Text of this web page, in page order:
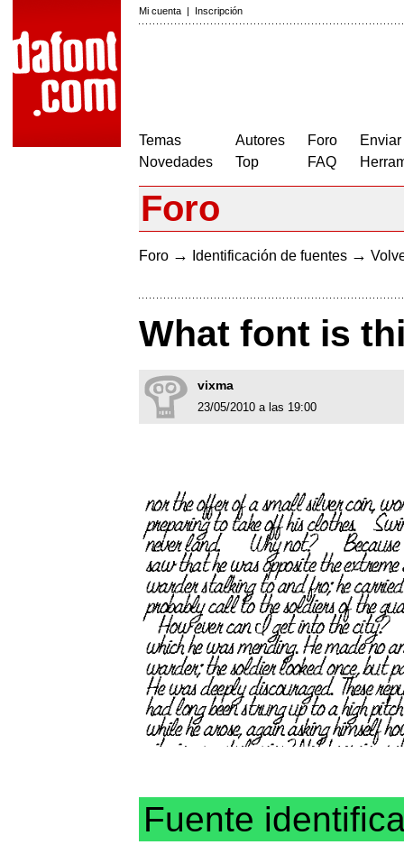
Mi cuenta | Inscripción
Temas
Novedades
Autores
Top
Foro
FAQ
Foro
Foro → Identificación de fuentes →
What font is
vixma
23/05/2010 a las 19:00
Fuente